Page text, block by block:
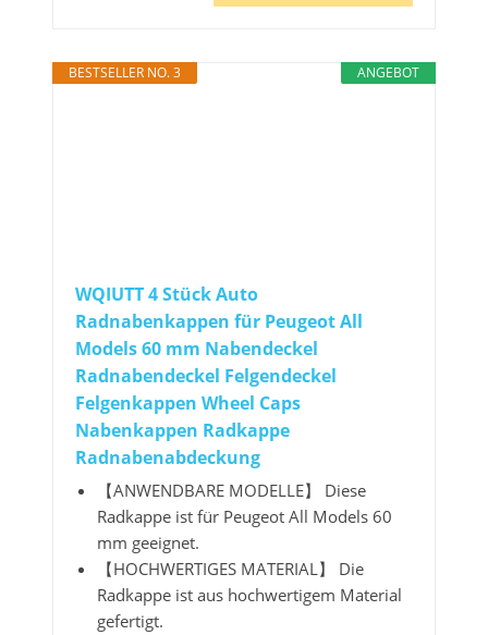
ANGEBOT
BESTSELLER NO. 3
WQIUTT 4 Stück Auto
Radnabenkappen für Peugeot All
Models 60 mm Nabendeckel
Radnabendeckel Felgendeckel
Felgenkappen Wheel Caps
Nabenkappen Radkappe
Radnabenabdeckung
【ANWENDBARE MODELLE】 Diese
Radkappe ist für Peugeot All Models 60
mm geeignet.
【HOCHWERTIGES MATERIAL】 Die
Radkappe ist aus hochwertigem Material
gefertigt.